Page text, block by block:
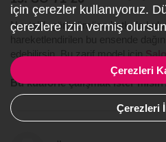
Nostaljik görünümüne katkıda
edebilirsin. Bu zarif model için
geçebilirsin.
Bu kuaförle çalışmak ister
için çerezler kullanıyoruz.
çerezlere izin vermiş
Çerezleri
Çerezleri